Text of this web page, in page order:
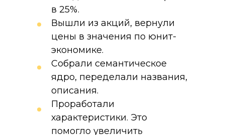
в 25%.
Вышли из акций, вернули
цены в значения по юнит-
экономике.
Собрали семантическое
ядро, переделали названия,
описания.
Проработали
характеристики. Это
помогло увеличить